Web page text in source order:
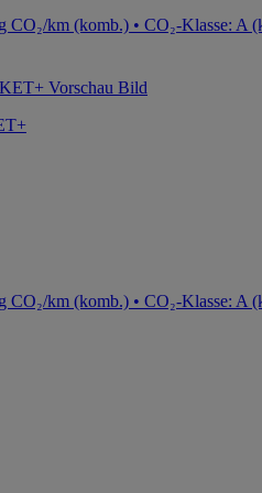
CO₂/km (komb.) • CO₂-Klasse: A
CO₂/km (komb.) • CO₂-Klasse: A